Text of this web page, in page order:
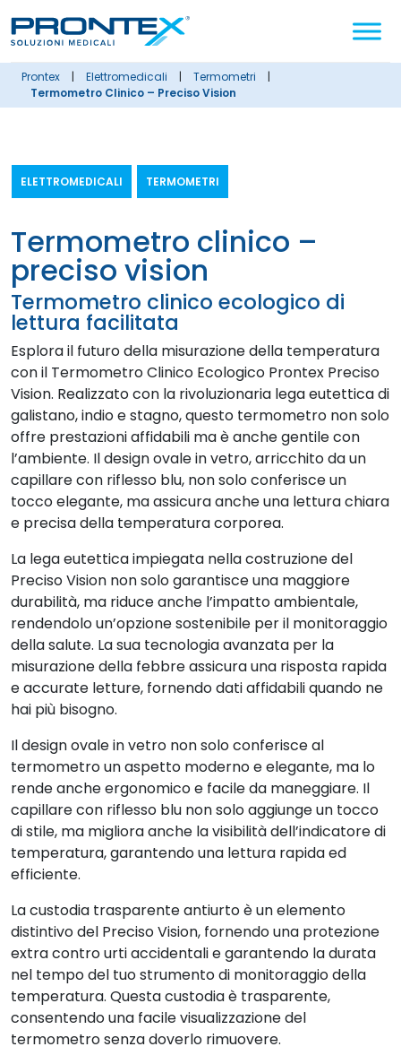
sito
prontex | elettromedicali | termometri
|
Termometro Clinico – Preciso Vision
ELETTROMEDICALI TERMOMETRI
termometro clinico –
preciso vision
Termometro clinico ecologico di
lettura facilitata
Esplora il futuro della misurazione della temperatura
con il Termometro Clinico Ecologico Prontex Preciso
Vision. Realizzato con la rivoluzionaria lega eutettica di
galistano, indio e stagno, questo termometro non solo
offre prestazioni affidabili ma è anche gentile con
l’ambiente. Il design ovale in vetro, arricchito da un
capillare con riflesso blu, non solo conferisce un
tocco elegante, ma assicura anche una lettura chiara
e precisa della temperatura corporea.
La lega eutettica impiegata nella costruzione del
Preciso Vision non solo garantisce una maggiore
durabilità, ma riduce anche l’impatto ambientale,
rendendolo un’opzione sostenibile per il monitoraggio
della salute. La sua tecnologia avanzata per la
misurazione della febbre assicura una risposta rapida
e accurate letture, fornendo dati affidabili quando ne
hai più bisogno.
Il design ovale in vetro non solo conferisce al
termometro un aspetto moderno e elegante, ma lo
rende anche ergonomico e facile da maneggiare. Il
capillare con riflesso blu non solo aggiunge un tocco
di stile, ma migliora anche la visibilità dell’indicatore di
temperatura, garantendo una lettura rapida ed
efficiente.
La custodia trasparente antiurto è un elemento
distintivo del Preciso Vision, fornendo una protezione
extra contro urti accidentali e garantendo la durata
nel tempo del tuo strumento di monitoraggio della
temperatura. Questa custodia è trasparente,
consentendo una facile visualizzazione del
termometro senza doverlo rimuovere.